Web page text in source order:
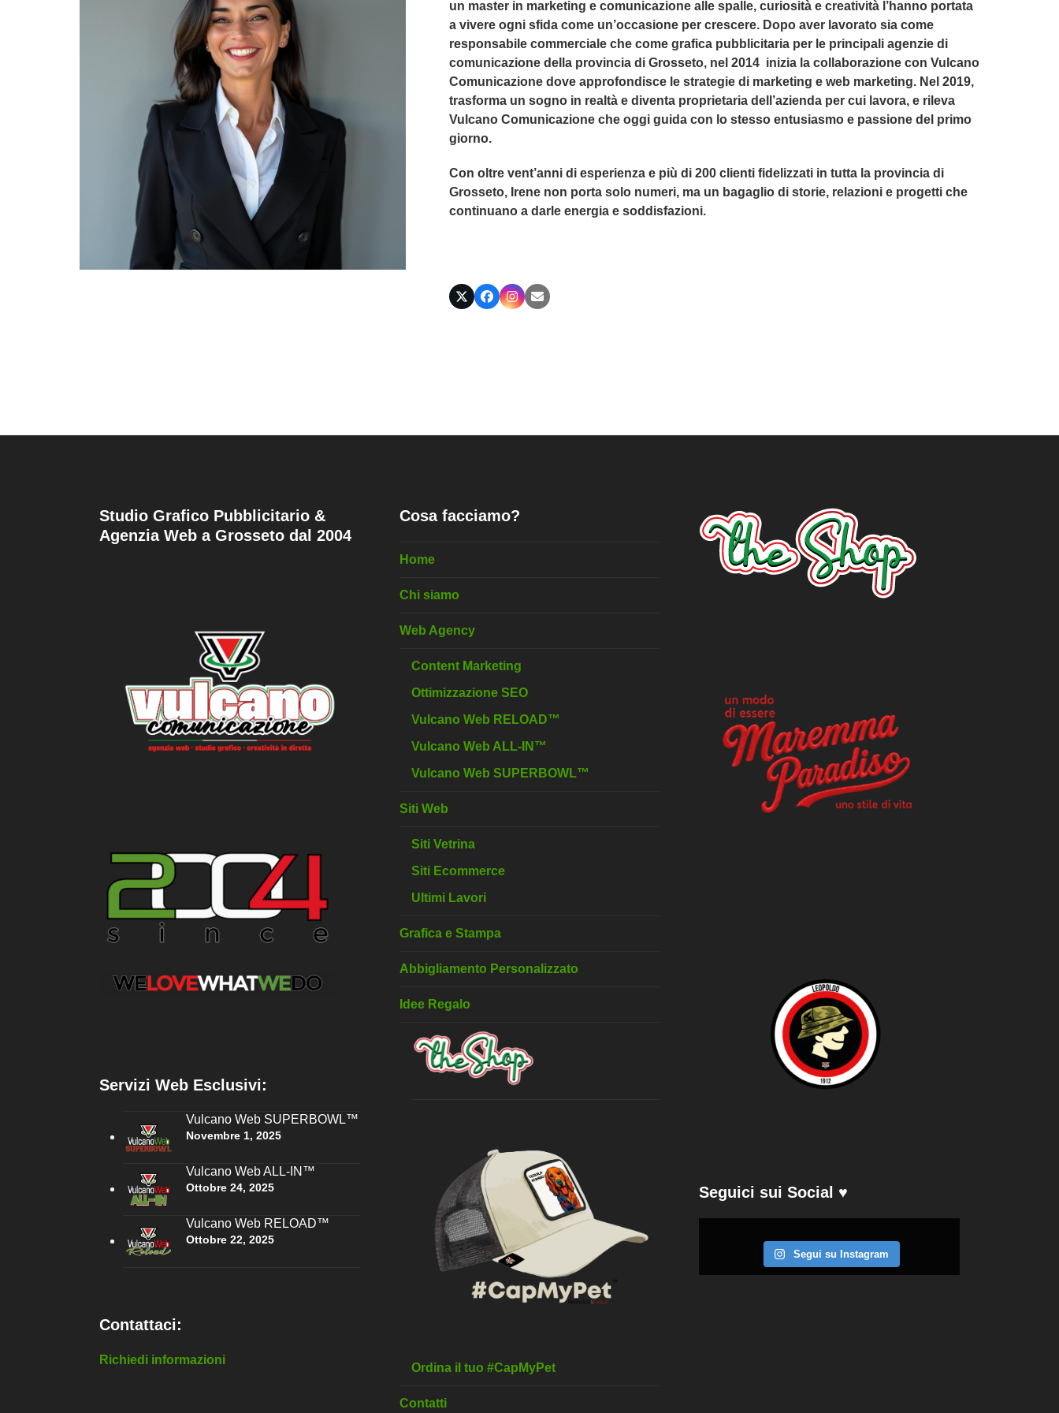
un master in marketing e comunicazione alle spalle, curiosità e creatività l’hanno portata
a vivere ogni sfida come un’occasione per crescere. Dopo aver lavorato sia come
responsabile commerciale che come grafica pubblicitaria per le principali agenzie di
comunicazione della provincia di Grosseto, nel 2014 inizia la collaborazione con Vulcano
Comunicazione dove approfondisce le strategie di marketing e web marketing. Nel 2019,
trasforma un sogno in realtà e diventa proprietaria dell’azienda per cui lavora, e rileva
Vulcano Comunicazione che oggi guida con lo stesso entusiasmo e passione del primo
giorno.
Con oltre vent’anni di esperienza e più di 200 clienti fidelizzati in tutta la provincia di
Grosseto, Irene non porta solo numeri, ma un bagaglio di storie, relazioni e progetti che
continuano a darle energia e soddisfazioni.
TwitterFacebook
Instagram
Email
Studio Grafico Pubblicitario &
Agenzia Web a Grosseto dal 2004
Servizi Web Esclusivi:
Vulcano Web SUPERBOWL™
Novembre 1, 2025
Vulcano Web ALL-IN™
Ottobre 24, 2025
Vulcano Web RELOAD™
Ottobre 22, 2025
Contattaci:
Richiedi informazioni
Cosa facciamo?
Home
Chi siamo
Web Agency
Content Marketing
Ottimizzazione SEO
Vulcano Web RELOAD™
Vulcano Web ALL-IN™
Vulcano Web SUPERBOWL™
Siti Web
Siti Vetrina
Siti Ecommerce
Ultimi Lavori
Grafica e Stampa
Abbigliamento Personalizzato
Idee Regalo
Ordina il tuo #CapMyPet
Contatti
Seguici sui Social ♥
Segui su Instagram